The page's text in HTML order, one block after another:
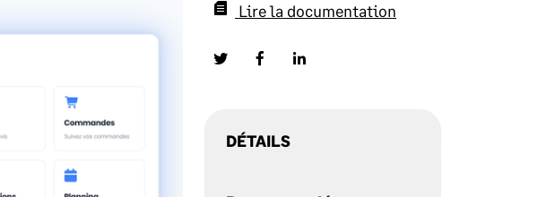
Lire la documentation
DÉTAILS